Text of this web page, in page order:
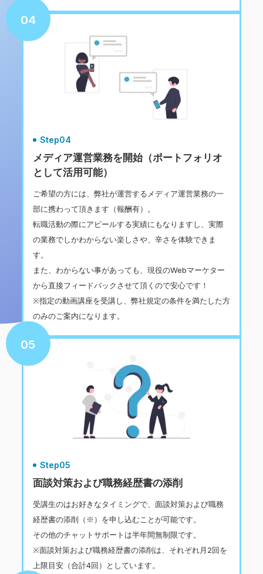
04
Step04
メディア運営業務を開始（ポートフォリオ
として活用可能）
ご希望の方には、弊社が運営するメディア運営業務の一
部に携わって頂きます（報酬有）。
転職活動の際にアピールする実績にもなりますし、実際
の業務でしかわからない楽しさや、辛さを体験できま
す。
また、わからない事があっても、現役のWebマーケター
から直接フィードバックさせて頂くので安心です！
※指定の動画講座を受講し、弊社規定の条件を満たした方
のみのご案内になります。
05
Step05
面談対策および職務経歴書の添削
受講生のはお好きなタイミングで、面談対策および職務
経歴書の添削（※）を申し込むことが可能です。
その他のチャットサポートは半年間無制限です。
※面談対策および職務経歴書の添削は、それぞれ月2回を
上限目安（合計4回）としています。